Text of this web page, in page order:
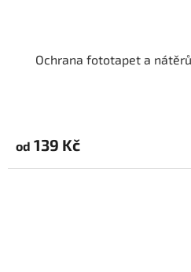
Ochrana fototapet a
od 139 Kč